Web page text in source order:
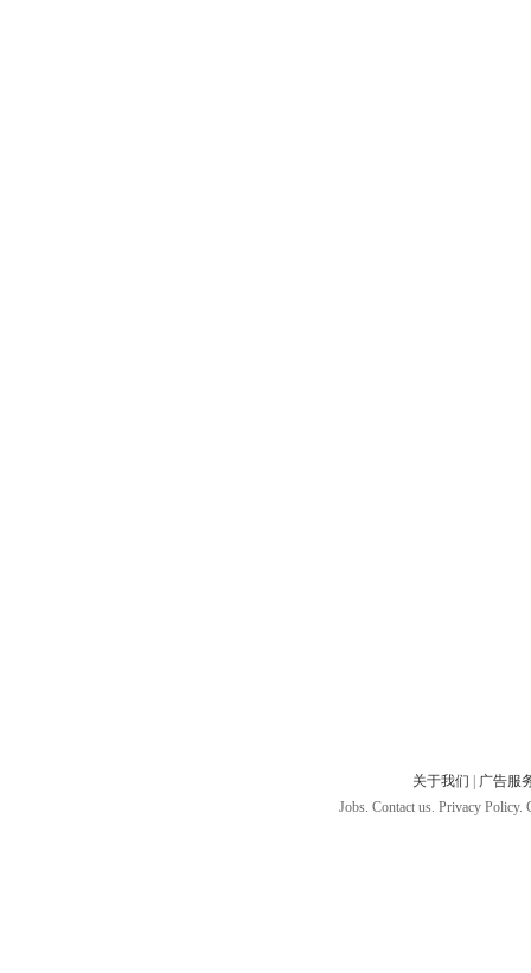
关于我们
广告服
Jobs. Contact us. Privacy